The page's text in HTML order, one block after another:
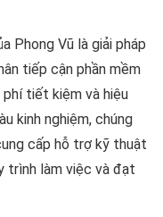
Phong Vũ là giải pháp
tiếp cận phần mềm
tiết kiệm và hiệu
kinh nghiệm, chúng
cấp hỗ trợ kỹ thuật
trình làm việc và đạt